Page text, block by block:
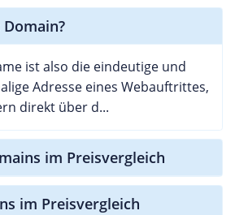
ist also die eindeutige und
Adresse eines Webauftrittes,
direkt über d...
im Preisvergleich
im Preisvergleich